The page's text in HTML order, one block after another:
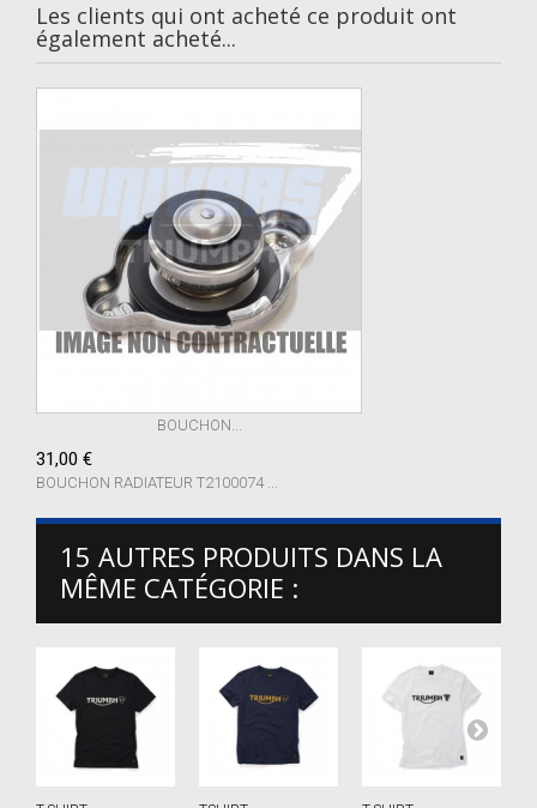
Les clients qui ont acheté ce produit ont
également acheté...
BOUCHON...
31,00 €
BOUCHON RADIATEUR T2100074 ...
15 AUTRES PRODUITS DANS LA
MÊME CATÉGORIE :